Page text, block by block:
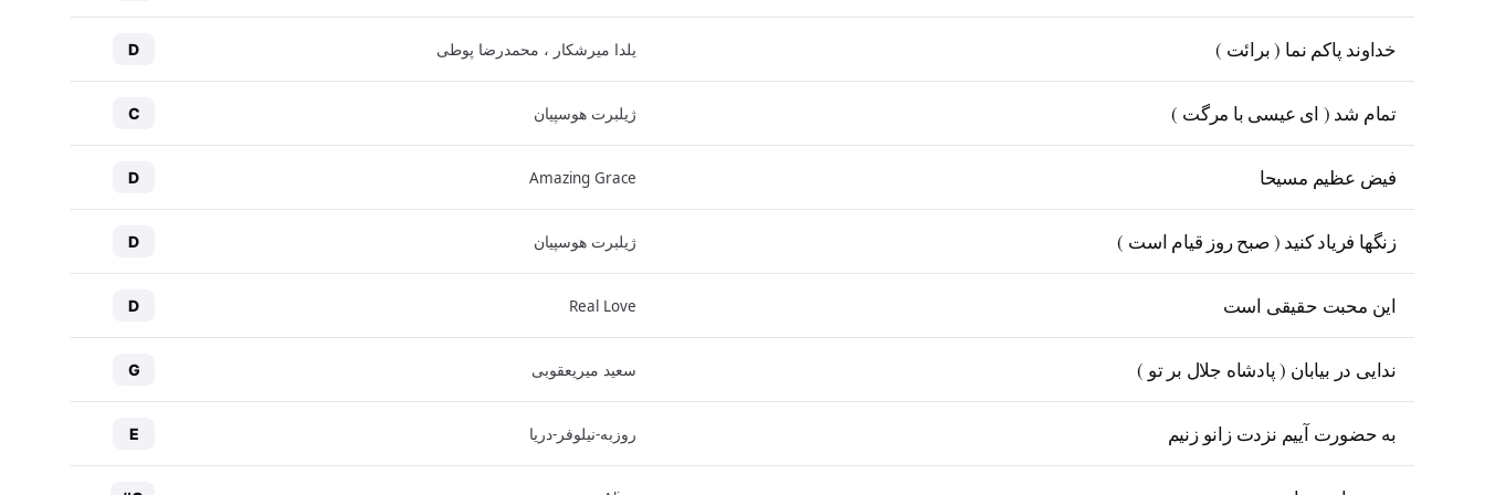
خداوند پاکم نما ( برائت ) یلدا میرشکار ، محمدرضا پوطی D
تمام شد ( ای عیسی با مرگت ) ژیلبرت هوسپیان C
فیض عظیم مسیحا Amazing Grace
D
زنگها فریاد کنید ( صبح روز قیام است ) ژیلبرت هوسپیان D
این محبت حقیقی است Real Love
D
ندایی در بیابان ( پادشاه جلال بر تو ) سعید میریعقوبی G
به حضورت آییم نزدت زانو زنیم روزبه-نیلوفر-دریا E